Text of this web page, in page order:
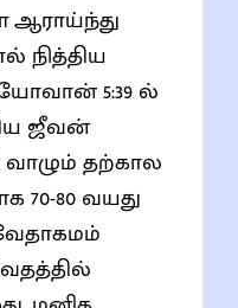
ஆராய்ந்து
நித்திய
5:39 ல்
ஜீவன்
தற்கால
70-80 வயது